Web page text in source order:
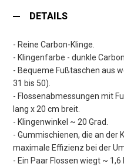
DETAILS
- Reine Carbon-Klinge.
- Klingenfarbe - dunkle
- Bequeme Fußtaschen aus
31 bis 50).
- Flossenabmessungen mit
lang x 20 cm breit.
- Klingenwinkel ~ 20 Grad.
- Gummischienen, die an der
maximale Effizienz bei der
- Ein Paar Flossen wiegt ~